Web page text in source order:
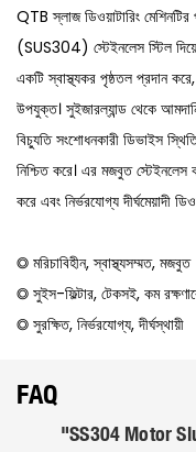
QTB স্লাজ ডিওয়াটারিং
(SUS304) স্টেইনলেস স্টিল দিয়ে
একটি স্বাস্থ্যকর পৃষ্ঠতল প্রদান
উপযুক্ত। সুইজারল্যান্ড থেকে
বিচ্যুতি সংশোধনকারী ডিভাইস
নিশ্চিত করে। এর মজবুত স্টেইনলেস
করে এবং নির্ভরযোগ্য দীর্ঘমেয়াদী
◎ মরিচাবিহীন, স্বাস্থ্যসম্মত, মজবুত
◎ সুইস-ফিল্টার, টেকসই, কম
◎ সুরক্ষিত, নির্ভরযোগ্য, দীর্ঘস্থায়ী
FAQ
"SS304 Motor